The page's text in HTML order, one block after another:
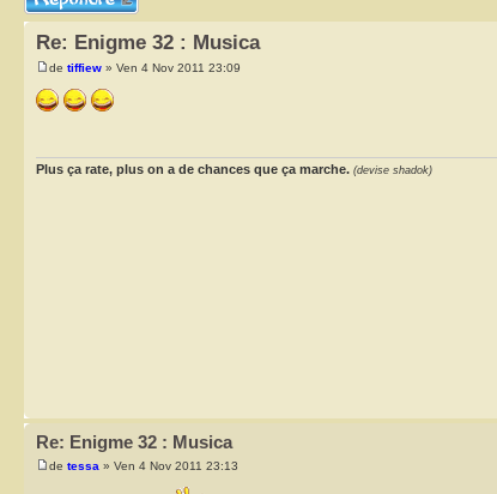
Re: Enigme 32 : Musica
de tiffiew » Ven 4 Nov 2011 23:09
Plus ça rate, plus on a de chances que ça marche. (devise shadok)
Re: Enigme 32 : Musica
de tessa » Ven 4 Nov 2011 23:13